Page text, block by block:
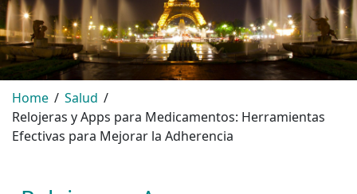
Home
Salud
Relojeras y Apps para Medicamentos: Herramientas
Efectivas para Mejorar la Adherencia